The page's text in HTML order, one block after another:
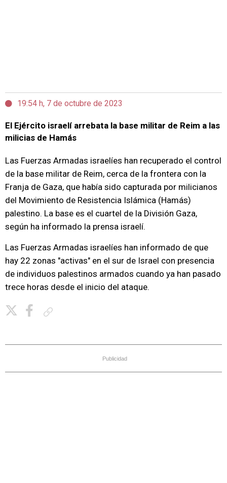
19:54 h, 7 de octubre de 2023
El Ejército israelí arrebata la base militar de Reim a las
milicias de Hamás
Las Fuerzas Armadas israelíes han recuperado el control
de la base militar de Reim, cerca de la frontera con la
Franja de Gaza, que había sido capturada por milicianos
del Movimiento de Resistencia Islámica (Hamás)
palestino. La base es el cuartel de la División Gaza,
según ha informado la prensa israelí.
Las Fuerzas Armadas israelíes han informado de que
hay 22 zonas "activas" en el sur de Israel con presencia
de individuos palestinos armados cuando ya han pasado
trece horas desde el inicio del ataque.
Publicidad